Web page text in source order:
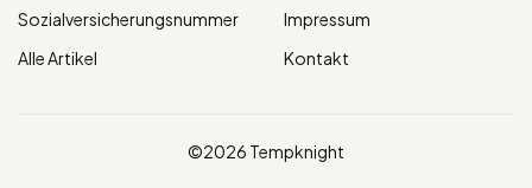
Sozialversicherungsnummer
Alle Artikel
Impressum
Kontakt
©2026 Tempknight